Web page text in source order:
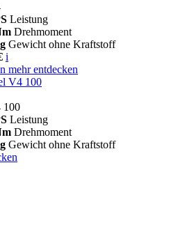
Leistung
Drehmoment
Gewicht ohne Kraftstoff
i
mehr entdecken
V4 100
100
Leistung
Drehmoment
Gewicht ohne Kraftstoff